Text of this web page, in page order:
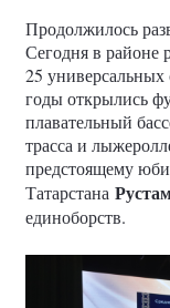
Продолжилось
Сегодня в районе
25
годы открылись
плавательный
трасса и
предстоящему
Татарстана
единоборств.